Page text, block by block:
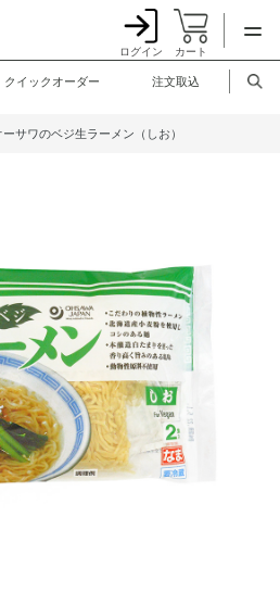
ログイン カート
クイックオーダー 注文取込
ーサワのベジ生ラーメン（しお）